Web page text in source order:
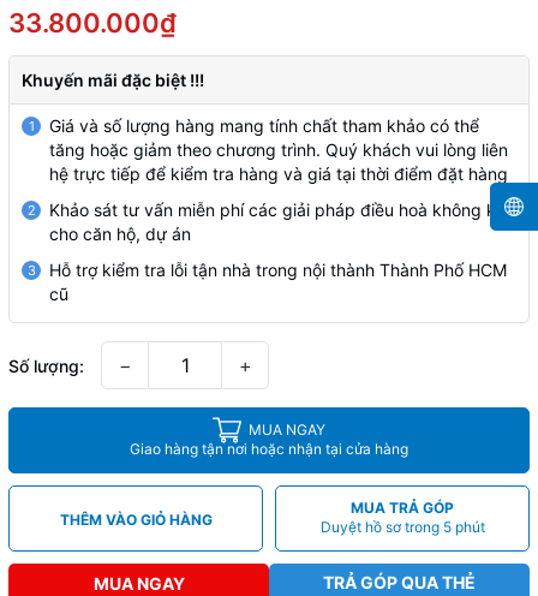
33.800.000₫
Khuyến mãi đặc biệt !!!
1
Giá và số lượng hàng mang tính chất tham khảo có thể
tăng hoặc giảm theo chương trình. Quý khách vui lòng liên
hệ trực tiếp để kiểm tra hàng và giá tại thời điểm đặt hàng
2
Khảo sát tư vấn miễn phí các giải pháp điều hoà không khí
cho căn hộ, dự án
3
Hỗ trợ kiểm tra lỗi tận nhà trong nội thành Thành Phố HCM
cũ
Số lượng: − +
MUA NGAY
Giao hàng tận nơi hoặc nhận tại cửa hàng
THÊM VÀO GIỎ HÀNG
MUA TRẢ GÓP
Duyệt hồ sơ trong 5 phút
MUA NGAY TRẢ GÓP QUA THẺ